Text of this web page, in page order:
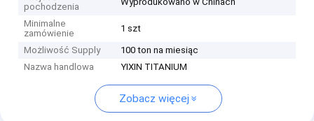
pochodzenia
Minimalne
zamówienie
1 szt
Możliwość Supply
100 ton na miesiąc
Nazwa handlowa
YIXIN TITANIUM
Zobacz więcej